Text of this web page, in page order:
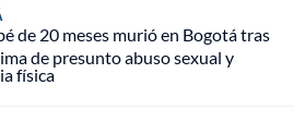
de 20 meses murió en Bogotá tras
de presunto abuso sexual y
física